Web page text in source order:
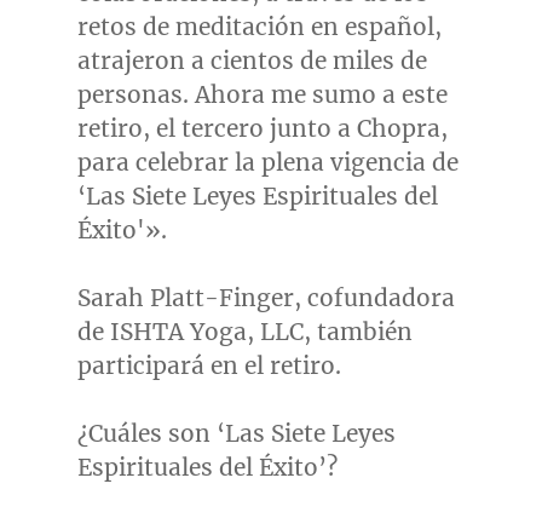
retos de meditación en español,
atrajeron a cientos de miles de
personas. Ahora me sumo a este
retiro, el tercero junto a Chopra,
para celebrar la plena vigencia de
‘Las Siete Leyes Espirituales del
Éxito'».
Sarah Platt-Finger, cofundadora
de ISHTA Yoga, LLC, también
participará en el retiro.
¿Cuáles son ‘Las Siete Leyes
Espirituales del Éxito’?